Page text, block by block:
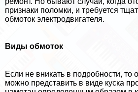
признаки поломки, и требуется
обмоток электродвигателя.
Виды обмоток
Если не вникать в подробности, то
можно представить в виде куска